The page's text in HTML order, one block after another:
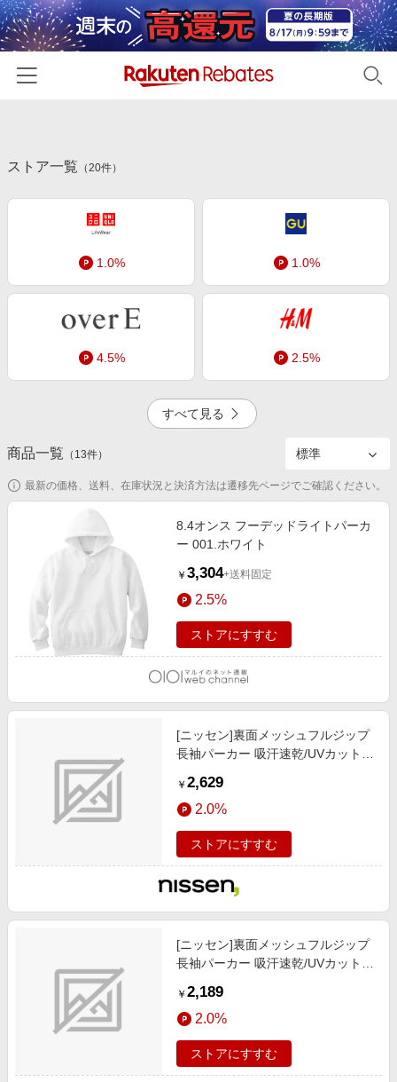
カテゴリー一覧
百貨店・総合ECモール
ファッション・インナー・小物
食品・スイーツ・お酒
日用品・キッチン用品
コスメ・健康・医薬品
キッズ・ベビー用品
家電・PC・スマホ・カメラ
ペット・花・DIY・車
旅行・レジャー・ホテル予約
生活・お役立ち
デジタルコンテンツ
ビジネス・その他サービス
初回購入者限定特典
新着ストアのご紹介
電子書籍特集
旅行特集
わくわく夏特集
とことん買い物チャレンジ
Apple公式サイト×楽天カード分割払い
Samsung ボーナスキャンペーン
週末の高還元 夏の長期版
友達紹介
楽天IDでログイン/会員登録
ストア一覧 （20件）
1.0% 1.0%
4.5% 2.5%
掲載終了 掲載終了
掲載終了
6.0%
すべて見る
商品一覧 （ 13件）
最新の価格、送料、在庫状況と決済方法は遷移先ページでご確認ください。
8.4オンス フーデッドライトパーカ
ー 001.ホワイト
￥ 3,304+送料固定
2.5%
ストアにすすむ
[ニッセン]裏面メッシュフルジップ
長袖パーカー 吸汗速乾/UVカット/
ーカー/ダークグレー
￥ 2,629
2.0%
ストアにすすむ
[ニッセン]裏面メッシュフルジップ
長袖パーカー 吸汗速乾/UVカット/
ーカー/ホワイト
￥ 2,189
2.0%
ストアにすすむ